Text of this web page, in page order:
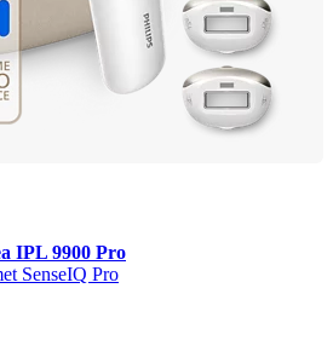
IPL 9900 Pro
SenseIQ Pro